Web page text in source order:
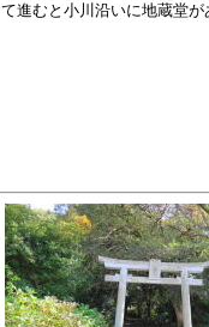
て進むと小川沿いに地蔵堂が